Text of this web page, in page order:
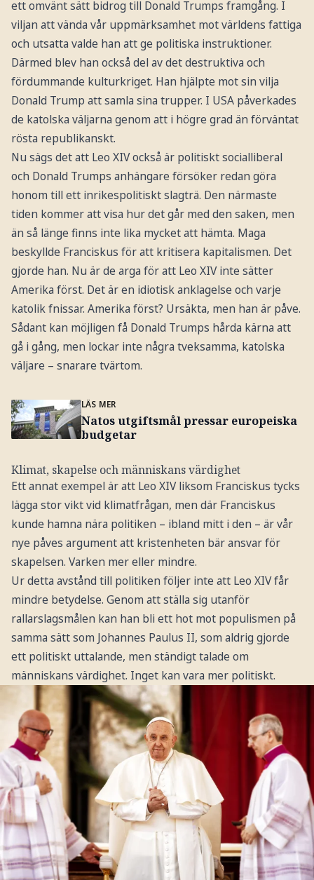
ett omvänt sätt bidrog till Donald Trumps framgång. I
viljan att vända vår uppmärksamhet mot världens fattiga
och utsatta valde han att ge politiska instruktioner.
Därmed blev han också del av det destruktiva och
fördummande kulturkriget. Han hjälpte mot sin vilja
Donald Trump att samla sina trupper. I USA påverkades
de katolska väljarna genom att i högre grad än förväntat
rösta republikanskt.
Nu sägs det att Leo XIV också är politiskt socialliberal
och Donald Trumps anhängare försöker redan göra
honom till ett inrikespolitiskt slagträ. Den närmaste
tiden kommer att visa hur det går med den saken, men
än så länge finns inte lika mycket att hämta. Maga
beskyllde Franciskus för att kritisera kapitalismen. Det
gjorde han. Nu är de arga för att Leo XIV inte sätter
Amerika först. Det är en idiotisk anklagelse och varje
katolik fnissar. Amerika först? Ursäkta, men han är påve.
Sådant kan möjligen få Donald Trumps hårda kärna att
gå i gång, men lockar inte några tveksamma, katolska
väljare – snarare tvärtom.
LÄS MER
Natos utgiftsmål pressar europeiska
budgetar
Klimat, skapelse och människans värdighet
Ett annat exempel är att Leo XIV liksom Franciskus tycks
lägga stor vikt vid klimatfrågan, men där Franciskus
kunde hamna nära politiken – ibland mitt i den – är vår
nye påves argument att kristenheten bär ansvar för
skapelsen. Varken mer eller mindre.
Ur detta avstånd till politiken följer inte att Leo XIV får
mindre betydelse. Genom att ställa sig utanför
rallarslagsmålen kan han bli ett hot mot populismen på
samma sätt som Johannes Paulus II, som aldrig gjorde
ett politiskt uttalande, men ständigt talade om
människans värdighet. Inget kan vara mer politiskt.